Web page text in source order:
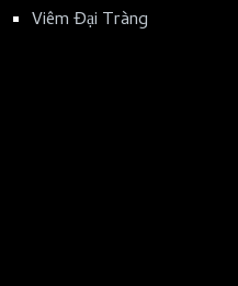
Viêm Đại Tràng